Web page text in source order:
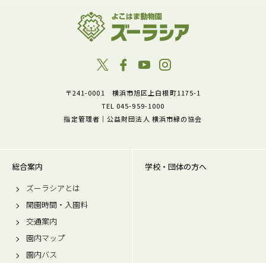
〒241-0001 横浜市旭区上白根町1175-1
TEL 045-959-1000
指定管理者｜公益財団法人 横浜市緑の協会
総合案内
ズーラシアとは
開園時間・入園料
交通案内
園内マップ
園内バス
学校・団体の方へ